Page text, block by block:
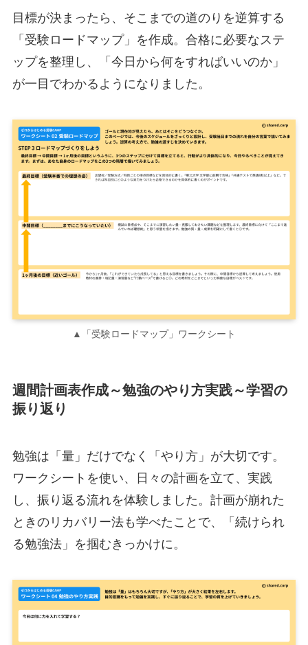
目標が決まったら、そこまでの道のりを逆算する
「受験ロードマップ」を作成。合格に必要なステ
ップを整理し、「今日から何をすればいいのか」
が一目でわかるようになりました。
▲「受験ロードマップ」ワークシート
週間計画表作成～勉強のやり方実践～学習の
振り返り
勉強は「量」だけでなく「やり方」が大切です。
ワークシートを使い、日々の計画を立て、実践
し、振り返る流れを体験しました。計画が崩れた
ときのリカバリー法も学べたことで、「続けられ
る勉強法」を掴むきっかけに。